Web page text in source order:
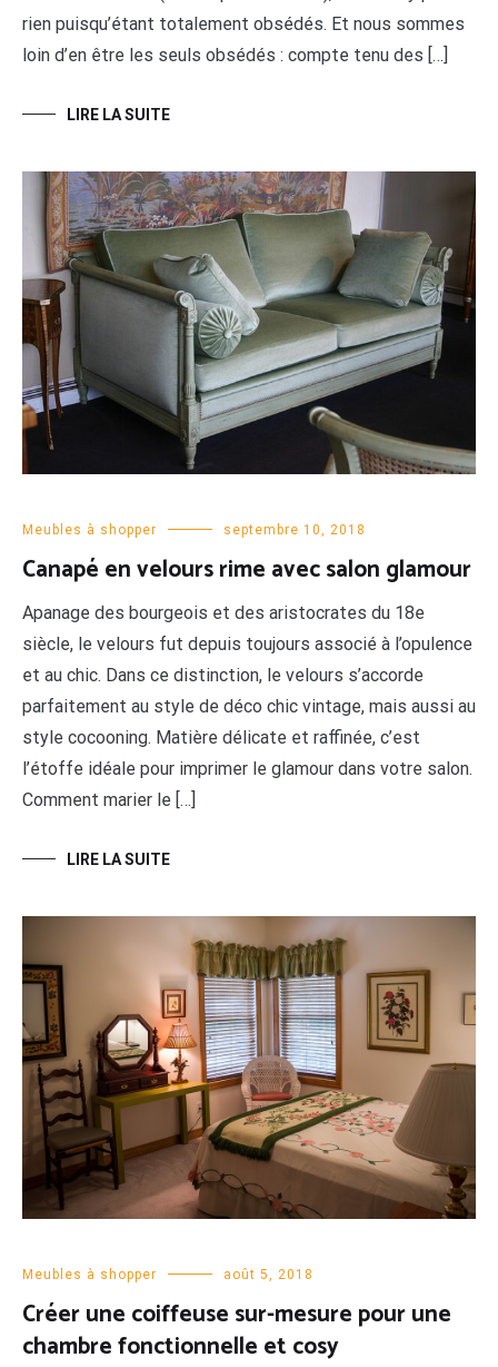
rien puisqu’étant totalement obsédés. Et nous sommes
loin d’en être les seuls obsédés : compte tenu des […]
LIRE LA SUITE
Meubles à shopper septembre 10, 2018
Canapé en velours rime avec salon glamour
Apanage des bourgeois et des aristocrates du 18e
siècle, le velours fut depuis toujours associé à l’opulence
et au chic. Dans ce distinction, le velours s’accorde
parfaitement au style de déco chic vintage, mais aussi au
style cocooning. Matière délicate et raffinée, c’est
l’étoffe idéale pour imprimer le glamour dans votre salon.
Comment marier le […]
LIRE LA SUITE
Meubles à shopper août 5, 2018
Créer une coiffeuse sur-mesure pour une
chambre fonctionnelle et cosy